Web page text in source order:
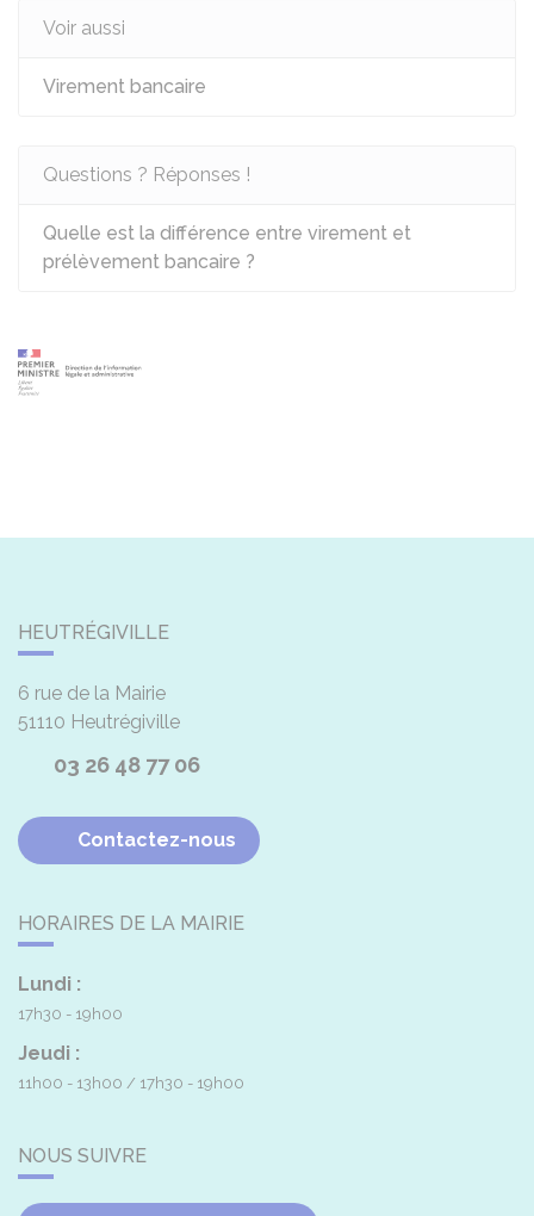
Voir aussi
Virement bancaire
Questions ? Réponses !
Quelle est la différence entre virement et
prélèvement bancaire ?
HEUTRÉGIVILLE
6 rue de la Mairie
51110 Heutrégiville
03 26 48 77 06
Contactez-nous
HORAIRES DE LA MAIRIE
Lundi :
17h30 - 19h00
Jeudi :
11h00 - 13h00 17h30 - 19h00
NOUS SUIVRE